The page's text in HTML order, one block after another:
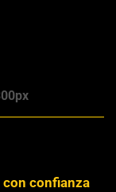
con confianza